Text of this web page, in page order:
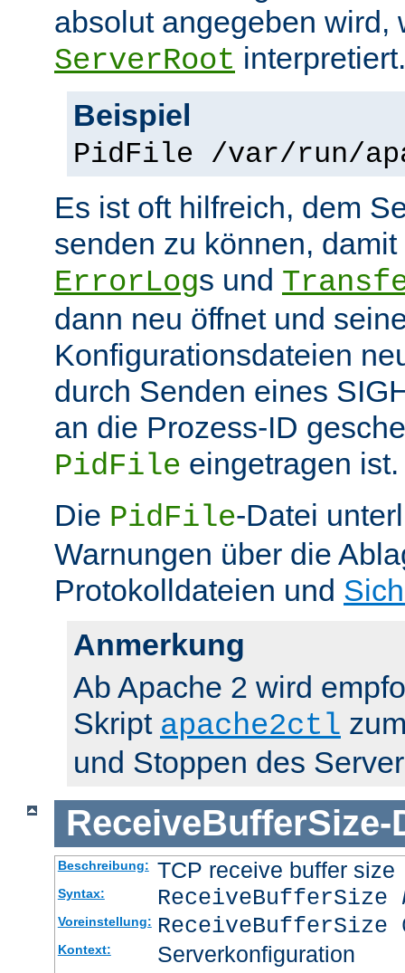
absolut angegeben wird,
ServerRoot interpretiert.
Beispiel
PidFile /var/run/
Es ist oft hilfreich, dem
senden zu können,
ErrorLogs und
dann neu öffnet und
Konfigurationsdateien
durch Senden eines
an die Prozess-ID
PidFile eingetragen ist.
Die PidFile-Datei
Warnungen über die
Protokolldateien und
Anmerkung
Ab Apache 2 wird
Skript apache2ctl
und Stoppen des
ReceiveBufferSize-
Beschreibung: TCP receive buffer size
Syntax: ReceiveBufferSize
Voreinstellung: ReceiveBufferSize
Kontext: Serverkonfiguration